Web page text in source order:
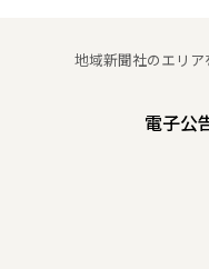
地域新聞社のエリ
電子公